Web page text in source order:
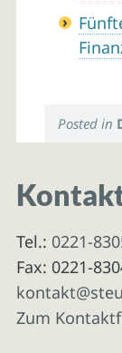
Posted in
Tel.: 0221-
Fax: 0221-
Zum